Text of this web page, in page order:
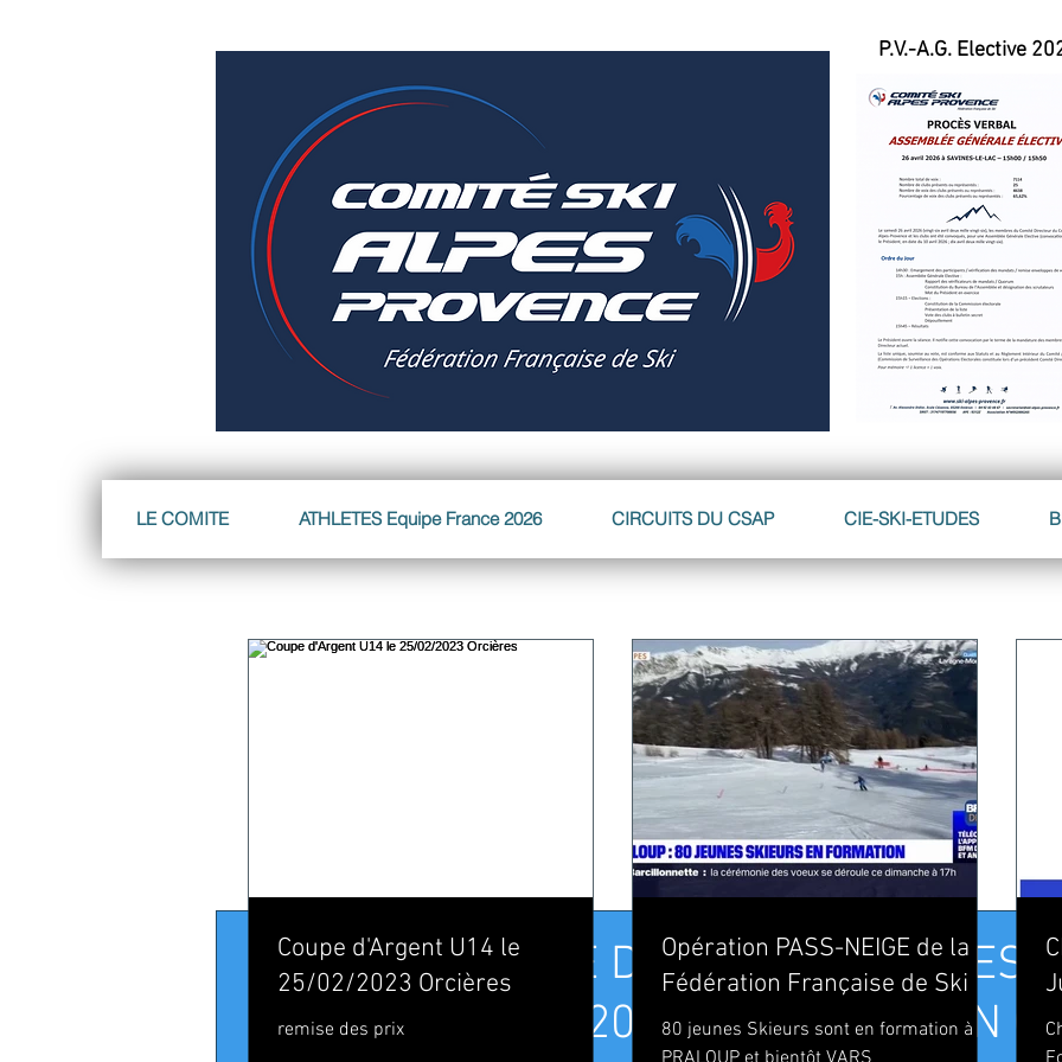
P.V.-A.G. Elective
LE COMITE ATHLETES Equipe France 2026 CIRCUITS DU CSAP CIE-SKI-ETUDES
[ALPIN] FÊTE DU SKI_REMISE DES
RÉGIONAUX 2022_CIRCUIT ALPIN
Coupe d'Argent U14 le
25/02/2023 Orcières
remise des prix
Opération PASS-NEIGE de la
Fédération Française de Ski
80 jeunes Skieurs sont en formation à